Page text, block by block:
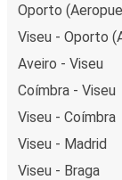
Oporto
Viseu - Oporto
Aveiro - Viseu
Coímbra - Viseu
Viseu - Coímbra
Viseu - Madrid
Viseu - Braga